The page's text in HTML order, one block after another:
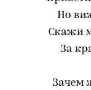
Но
Скажи
За
Зачем